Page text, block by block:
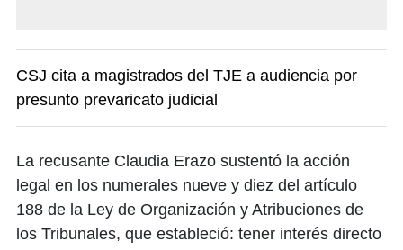
CSJ cita a magistrados del TJE a audiencia por
presunto prevaricato judicial
La recusante Claudia Erazo sustentó la acción
legal en los numerales nueve y diez del artículo
188 de la Ley de Organización y Atribuciones de
los Tribunales, que estableció: tener interés directo